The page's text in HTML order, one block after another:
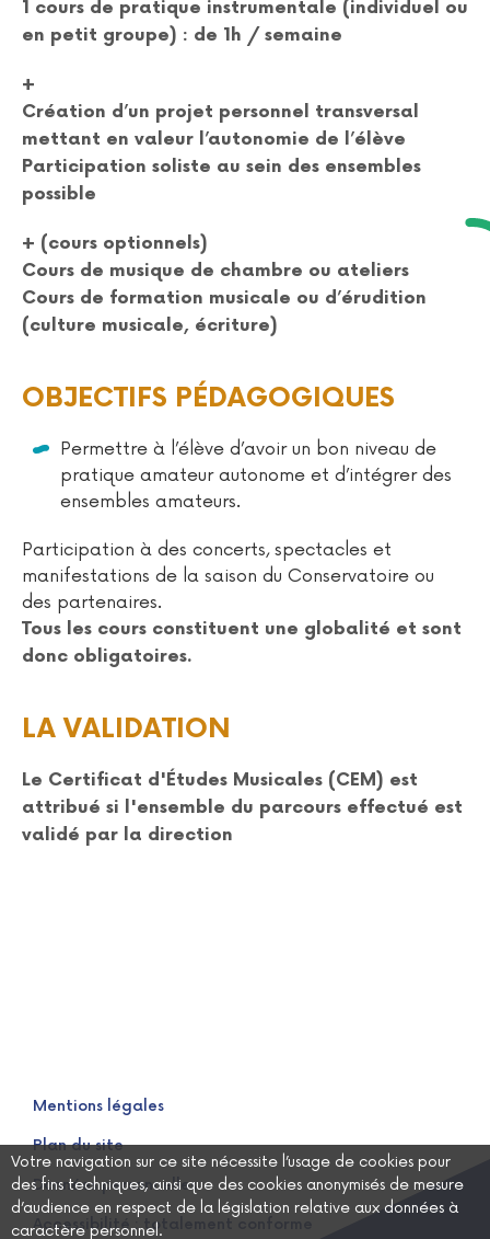
Votre navigation sur ce site nécessite l’usage de cookies pour
des fins techniques, ainsi que des cookies anonymisés de mesure
d’audience en respect de la législation relative aux données à
caractère personnel.
1 cours de pratique instrumentale (individuel ou
en petit groupe) : de 1h / semaine
+
Création d’un projet personnel transversal
mettant en valeur l’autonomie de l’élève
Participation soliste au sein des ensembles
possible
+ (cours optionnels)
Cours de musique de chambre ou ateliers
Cours de formation musicale ou d’érudition
(culture musicale, écriture)
OBJECTIFS PÉDAGOGIQUES
Permettre à l’élève d’avoir un bon niveau de
pratique amateur autonome et d’intégrer des
ensembles amateurs.
Participation à des concerts, spectacles et
manifestations de la saison du Conservatoire ou
des partenaires.
Tous les cours constituent une globalité et sont
donc obligatoires.
LA VALIDATION
Le Certificat d'Études Musicales (CEM) est
attribué si l'ensemble du parcours effectué est
validé par la direction
Mentions légales
Plan du site
Données personnelles
Accessibilité : totalement conforme